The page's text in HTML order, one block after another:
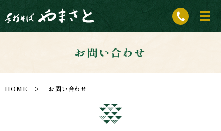
お問い合わせ
HOME お問い合わせ